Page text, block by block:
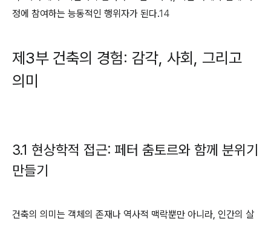
정에 참여하는 능동적인 행위자가 된다.14
제3부 건축의 경험: 감각, 사회, 그리고
의미
3.1 현상학적 접근: 페터 춤토르와 함께 분위기
만들기
건축의 의미는 객체의 존재나 역사적 맥락뿐만 아니라, 인간의 살